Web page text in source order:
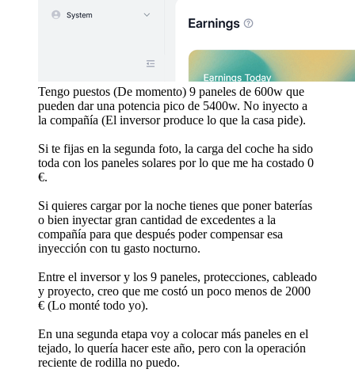
Tengo puestos (De momento) 9 paneles de 600w que
pueden dar una potencia pico de 5400w. No inyecto a
la compañía (El inversor produce lo que la casa pide).
Si te fijas en la segunda foto, la carga del coche ha sido
toda con los paneles solares por lo que me ha costado 0
€.
Si quieres cargar por la noche tienes que poner baterías
o bien inyectar gran cantidad de excedentes a la
compañía para que después poder compensar esa
inyección con tu gasto nocturno.
Entre el inversor y los 9 paneles, protecciones, cableado
y proyecto, creo que me costó un poco menos de 2000
€ (Lo monté todo yo).
En una segunda etapa voy a colocar más paneles en el
tejado, lo quería hacer este año, pero con la operación
reciente de rodilla no puedo.